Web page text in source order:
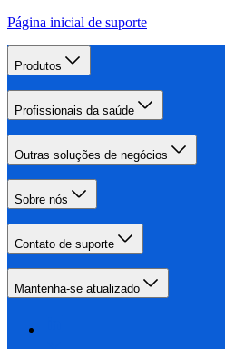
Página inicial de suporte
Produtos
Profissionais da saúde
Outras soluções de negócios
Sobre nós
Contato de suporte
Mantenha-se atualizado